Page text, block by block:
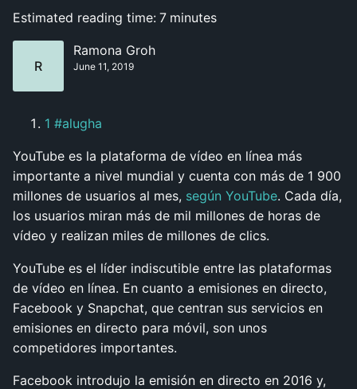
Estimated reading time: 7 minutes
R
Ramona Groh
June 11, 2019
1 #alugha
YouTube es la plataforma de vídeo en línea más
importante a nivel mundial y cuenta con más de 1 900
millones de usuarios al mes, según YouTube. Cada día,
los usuarios miran más de mil millones de horas de
vídeo y realizan miles de millones de clics.
YouTube es el líder indiscutible entre las plataformas
de vídeo en línea. En cuanto a emisiones en directo,
Facebook y Snapchat, que centran sus servicios en
emisiones en directo para móvil, son unos
competidores importantes.
Facebook introdujo la emisión en directo en 2016 y,